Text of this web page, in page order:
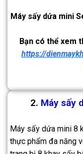
Máy sấy dứa mini
Bạn có thể xem
https://
2. Máy sấy
Máy sấy dứa mini 8
thực phẩm đa năng